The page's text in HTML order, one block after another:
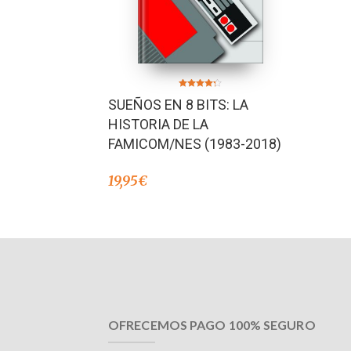
4.20
de 5
SUEÑOS EN 8 BITS: LA
HISTORIA DE LA
FAMICOM/NES (1983-2018)
19,95€
OFRECEMOS PAGO 100% SEGURO